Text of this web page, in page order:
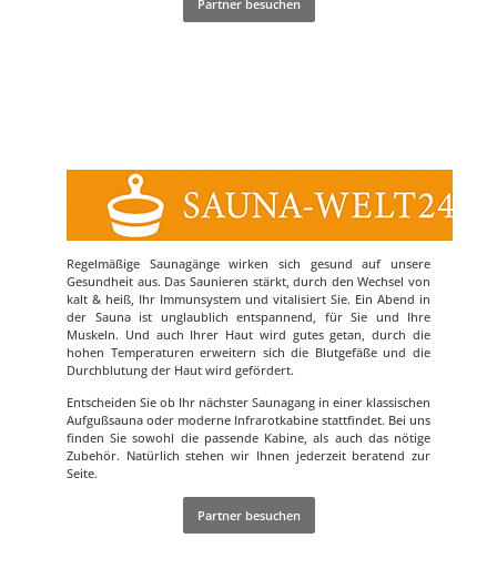
Partner besuchen
Regelmäßige Saunagänge wirken sich gesund auf unsere
Gesundheit aus. Das Saunieren stärkt, durch den Wechsel von
kalt & heiß, Ihr Immunsystem und vitalisiert Sie. Ein Abend in
der Sauna ist unglaublich entspannend, für Sie und Ihre
Muskeln. Und auch Ihrer Haut wird gutes getan, durch die
hohen Temperaturen erweitern sich die Blutgefäße und die
Durchblutung der Haut wird gefördert.
Entscheiden Sie ob Ihr nächster Saunagang in einer klassischen
Aufgußsauna oder moderne Infrarotkabine stattfindet. Bei uns
finden Sie sowohl die passende Kabine, als auch das nötige
Zubehör. Natürlich stehen wir Ihnen jederzeit beratend zur
Seite.
Partner besuchen